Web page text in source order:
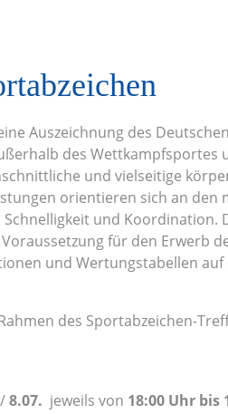
Auszeichnung des
des Wettkampfsportes
und vielseitige
orientieren sich an den
und Koordination.
für den Erwerb
und Wertungstabellen auf
des Sportabzeichen-
/8.07. jeweils von 18:00 Uhr bis